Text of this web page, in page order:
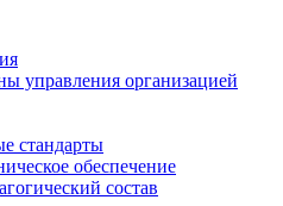
управления организацией
стандарты
обеспечение
состав